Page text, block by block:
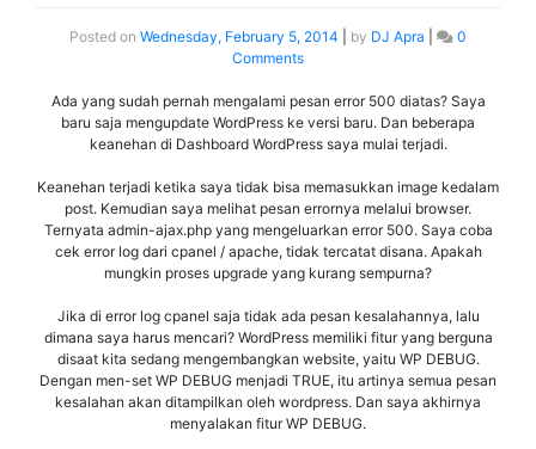
Posted on Wednesday, February 5, 2014 by DJ Apra
0
Comments
Ada yang sudah pernah mengalami pesan error 500 diatas? Saya
baru saja mengupdate WordPress ke versi baru. Dan beberapa
keanehan di Dashboard WordPress saya mulai terjadi.
Keanehan terjadi ketika saya tidak bisa memasukkan image kedalam
post. Kemudian saya melihat pesan errornya melalui browser.
Ternyata admin-ajax.php yang mengeluarkan error 500. Saya coba
cek error log dari cpanel / apache, tidak tercatat disana. Apakah
mungkin proses upgrade yang kurang sempurna?
Jika di error log cpanel saja tidak ada pesan kesalahannya, lalu
dimana saya harus mencari? WordPress memiliki fitur yang berguna
disaat kita sedang mengembangkan website, yaitu WP DEBUG.
Dengan men-set WP DEBUG menjadi TRUE, itu artinya semua pesan
kesalahan akan ditampilkan oleh wordpress. Dan saya akhirnya
menyalakan fitur WP DEBUG.